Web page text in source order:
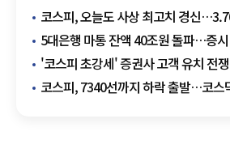
코스피, 오늘도 사상 최고치 경신
출발
5대은행 마통 잔액 40조원 돌파…증
만에 최대
'코스피 초강세' 증권사 고객 유치 전
신규 투자자 공략
코스피, 7340선까지 하락 출발…코스